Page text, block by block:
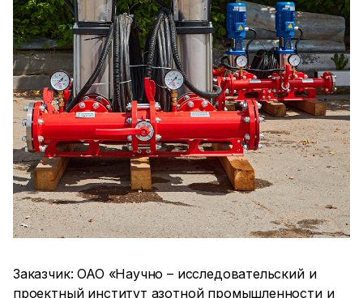
Заказчик: ОАО «Научно – исследовательский и
проектный институт азотной промышленности и